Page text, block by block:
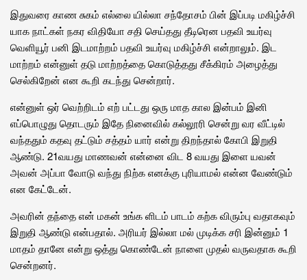
இதுவரை காண சுகம் எல்லை யில்லா சந்தோசம் பின் இப்படி மகிழ்ச்சி
யாக நாட்கள் நகர விதியோ சதி செய்தது தீடிரென பதவி உயர்வு
வெளியூர் பனி இடமாற்றம் பதவி உயர்வு மகிழ்ச்சி என்றாலும். இட
மாற்றம் என்னுள் தடு மாற்றத்தை கொடுத்தது சீக்கிரம் அழைத்து
செல்கிறேன் என கூறி கடந்து சென்றார்.
என்னுள் ஒர் வெற்றிடம் எற் பட்டது ஒரு மாத கால இன்பம் இனி
எப்பொழுது தொடரும் இதே நினைவில் கல்லூரி சென்று வர வீட்டில்
வந்ததும் கதவு தட்டும் சத்தம் யார் என்று திறந்தால் கோபி இறுதி
ஆண்டு. 21வயது மாணவன் என்னை விட 8 வயது இளை யவன்
அவன் அப்பா வோடு வந்து நிற்க எனக்கு புரியாமல் என்ன வேண்டும்
என கேட்டேன்.
அவரின் தந்தை என் மகன் உங்க ளிடம் பாடம் கற்க விரும்பு வதாகவும்
இறுதி ஆண்டு என்பதால். அரியர் இல்லா மல் முடிக்க சரி இன்னும் 1
மாதம் தானே என்று ஒத்து கொண்டேன் நாளை முதல் வருவதாக கூறி
சென்றனர்.